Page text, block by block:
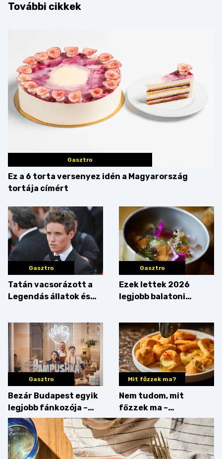
További cikkek
Gasztro
Ez a 6 torta versenyez idén a Magyarország
tortája címért
Gasztro
Tatán vacsorázott a
Legendás állatok és
Gasztro
Ezek lettek 2026
legjobb balatoni
végigkóstoltuk a
győzteseket
Gasztro
Bezár Budapest egyik
legjobb fánkozója –
búcsúzik a Pampushka
Mit főzzek ma?
Nem tudom, mit
főzzek ma –
Főszerepben a
camembert